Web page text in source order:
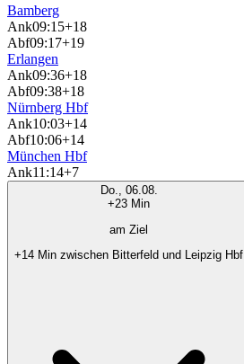
Bamberg
Ank09:15+18
Abf09:17+19
Erlangen
Ank09:36+18
Abf09:38+18
Nürnberg Hbf
Ank10:03+14
Abf10:06+14
München Hbf
Ank11:14+7
Do., 06.08.
+23 Min
am Ziel
+14 Min zwischen Bitterfeld und Leipzig Hbf